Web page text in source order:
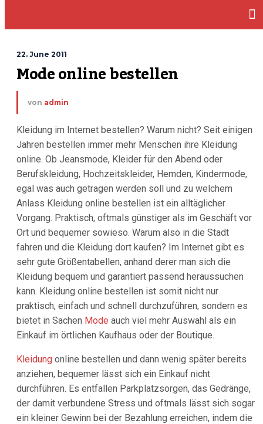
22. June 2011
Mode online bestellen
von admin
Kleidung im Internet bestellen? Warum nicht? Seit einigen
Jahren bestellen immer mehr Menschen ihre Kleidung
online. Ob Jeansmode, Kleider für den Abend oder
Berufskleidung, Hochzeitskleider, Hemden, Kindermode,
egal was auch getragen werden soll und zu welchem
Anlass Kleidung online bestellen ist ein alltäglicher
Vorgang. Praktisch, oftmals günstiger als im Geschäft vor
Ort und bequemer sowieso. Warum also in die Stadt
fahren und die Kleidung dort kaufen? Im Internet gibt es
sehr gute Größentabellen, anhand derer man sich die
Kleidung bequem und garantiert passend heraussuchen
kann. Kleidung online bestellen ist somit nicht nur
praktisch, einfach und schnell durchzuführen, sondern es
bietet in Sachen Mode auch viel mehr Auswahl als ein
Einkauf im örtlichen Kaufhaus oder der Boutique.
Kleidung online bestellen und dann wenig später bereits
anziehen, bequemer lässt sich ein Einkauf nicht
durchführen. Es entfallen Parkplatzsorgen, das Gedränge,
der damit verbundene Stress und oftmals lässt sich sogar
ein kleiner Gewinn bei der Bezahlung erreichen, indem die